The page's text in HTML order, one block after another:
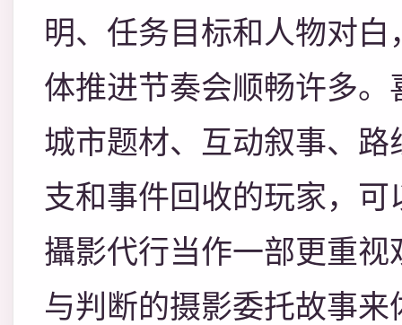
明、任务目标和人物对白
体推进节奏会顺畅许多。
城市题材、互动叙事、路
支和事件回收的玩家，可
攝影代行当作一部更重视
与判断的摄影委托故事来